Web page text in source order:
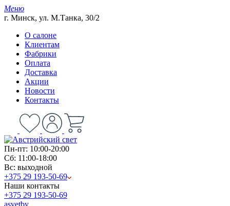
Меню
г. Минск, ул. М.Танка, 30/2
О салоне
Клиентам
Фабрики
Оплата
Доставка
Акции
Новости
Контакты
Пн-пт: 10:00-20:00
Сб: 11:00-18:00
Вс: выходной
+375 29 193-50-69
Наши контакты
+375 29 193-50-69
asvetby